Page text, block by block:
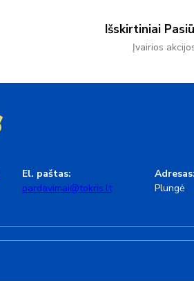
Išskirtiniai
Įvairios
El. paštas:
pardavimai@tokris.lt
Plungė